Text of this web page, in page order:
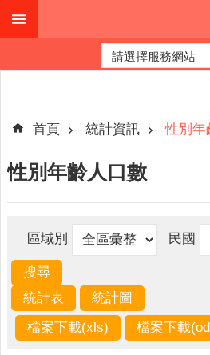
跳到主要內容區塊
階
本
縣
服
務
園
首頁 統計資訊 性別年
性別年齡人口數
區域別 民國